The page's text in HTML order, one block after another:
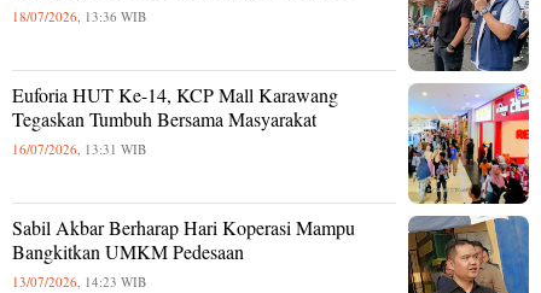
18/07/2026, 13:36 WIB
Euforia HUT Ke-14, KCP Mall Karawang
Tegaskan Tumbuh Bersama Masyarakat
16/07/2026, 13:31 WIB
Sabil Akbar Berharap Hari Koperasi Mampu
Bangkitkan UMKM Pedesaan
13/07/2026, 14:23 WIB